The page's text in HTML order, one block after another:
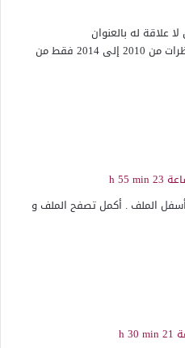
علاقة له بالعنوان
الملف يتضمن المناظرات من 2010 إلى 2014 فقط من
الملف . أكمل تصفح الملف و